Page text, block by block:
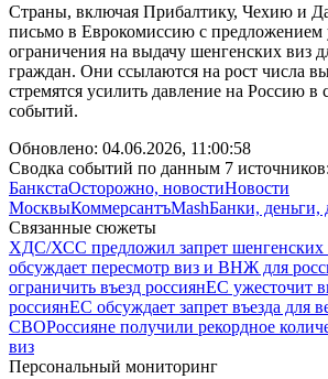
Страны, включая Прибалтику, Чехию и
письмо в Еврокомиссию с предложением
ограничения на выдачу шенгенских виз
граждан. Они ссылаются на рост числа
стремятся усилить давление на Россию в
событий.
Обновлено: 04.06.2026, 11:00:58
Сводка событий по данным 7 источников:
БанкстаОсторожно, новостиНовости
МосквыКоммерсантъMashБанки, деньги,
Связанные сюжеты
ХДС/ХСС предложил запрет шенгенских
обсуждает пересмотр виз и ВНЖ для
ограничить въезд россиянЕС ужесточит
россиянЕС обсуждает запрет въезда для
СВОРоссияне получили рекордное
виз
Персональный мониторинг